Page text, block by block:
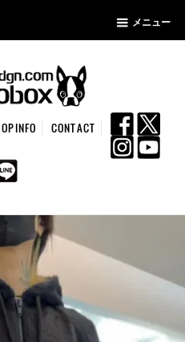
メニュー
CONTACT